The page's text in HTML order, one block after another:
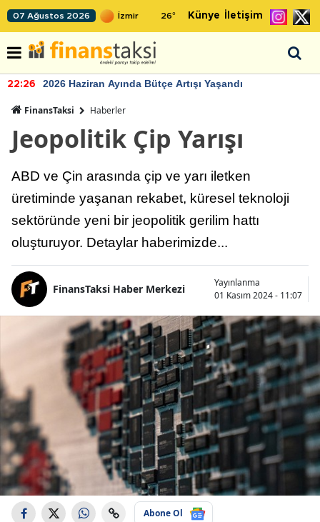
07 Ağustos 2026 26° Künye İletişim
22:26 2026 Haziran Ayında Bütçe Artışı Yaşandı
FinansTaksi Haberler
Jeopolitik Çip Yarışı
ABD ve Çin arasında çip ve yarı iletken
üretiminde yaşanan rekabet, küresel teknoloji
sektöründe yeni bir jeopolitik gerilim hattı
oluşturuyor. Detaylar haberimizde...
FinansTaksi Haber Merkezi
Yayınlanma
01 Kasım 2024 - 11:07
Abone Ol